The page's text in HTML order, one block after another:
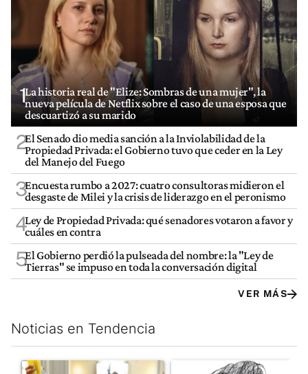
1La historia real de "Elize: Sombras de una mujer", la
nueva película de Netflix sobre el caso de una esposa que
descuartizó a su marido
2El Senado dio media sanción a la Inviolabilidad de la
Propiedad Privada: el Gobierno tuvo que ceder en la Ley
del Manejo del Fuego
3Encuesta rumbo a 2027: cuatro consultoras midieron el
desgaste de Milei y la crisis de liderazgo en el peronismo
4Ley de Propiedad Privada: qué senadores votaron a favor y
cuáles en contra
5El Gobierno perdió la pulseada del nombre: la "Ley de
Tierras" se impuso en toda la conversación digital
VER MÁS
Noticias en Tendencia
Este listado muestra los artículos con más comentarios en los
Un artículo de tendencia con el título "San Cayetano 2026:
Un artículo de tendencia